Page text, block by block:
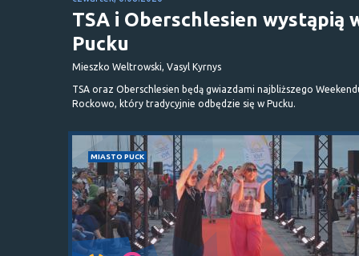
TSA i Oberschlesien wystąpią
Pucku
Mieszko Weltrowski, Vasyl Kyrnys
TSA oraz Oberschlesien będą gwiazdami najbliższego
Rockowo, który tradycyjnie odbędzie się w Pucku.
MIASTO PUCK